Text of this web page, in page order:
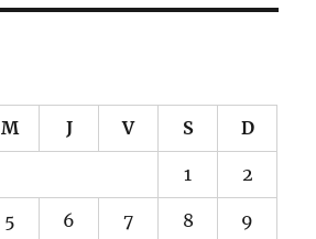
M J V S D
1 2
5 6 7 8 9